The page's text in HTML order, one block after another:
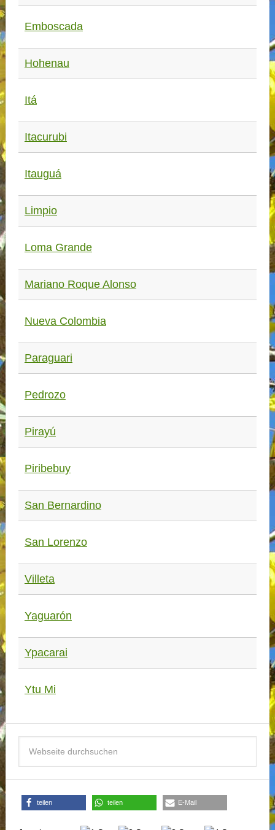
Emboscada
Hohenau
Itá
Itacurubi
Itauguá
Limpio
Loma Grande
Mariano Roque Alonso
Nueva Colombia
Paraguari
Pedrozo
Pirayú
Piribebuy
San Bernardino
San Lorenzo
Villeta
Yaguarón
Ypacarai
Ytu Mi
teilen teilen E-Mail